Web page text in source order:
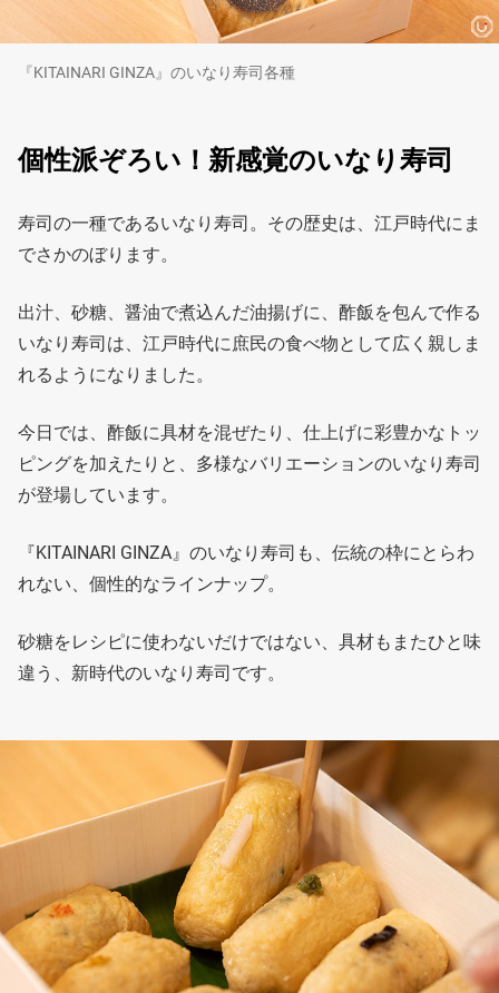
『KITAINARI GINZA』のいなり寿司各種
個性派ぞろい！新感覚のいなり寿司
寿司の一種であるいなり寿司。その歴史は、江戸時代にま
でさかのぼります。
出汁、砂糖、醤油で煮込んだ油揚げに、酢飯を包んで作る
いなり寿司は、江戸時代に庶民の食べ物として広く親しま
れるようになりました。
今日では、酢飯に具材を混ぜたり、仕上げに彩豊かなトッ
ピングを加えたりと、多様なバリエーションのいなり寿司
が登場しています。
『KITAINARI GINZA』のいなり寿司も、伝統の枠にとらわ
れない、個性的なラインナップ。
砂糖をレシピに使わないだけではない、具材もまたひと味
違う、新時代のいなり寿司です。